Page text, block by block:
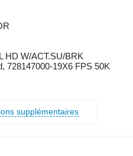
HD W/ACT.SU/BRK
728147000-19X6 FPS 50K
supplémentaires